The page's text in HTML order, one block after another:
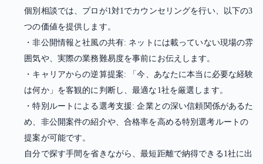
個別相談では、プロが1対1でカウンセリングを行い、以下の3
つの価値を提供します。
・非公開情報と社風の共有: ネットには載っていない現場の雰
囲気や、実際の業務難易度を事前にお伝えします。
・キャリアからの逆算提案: 「今、あなたに本当に必要な経験
は何か」を客観的に判断し、最適な1社を厳選します。
・特別ルートによる選考支援: 企業との深い信頼関係があるた
め、非公開案件の紹介や、合格率を高める特別選考ルートの
提案が可能です。
自分で探す手間を省きながら、最短距離で納得できる1社に出